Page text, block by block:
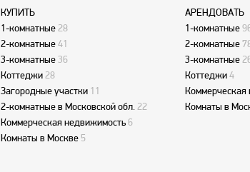
КУПИТЬ
1-комнатные 28
2-комнатные 41
3-комнатные 36
Коттеджи 28
Загородные участки 11
2-комнатные в Московской обл. 22
Коммерческая недвижимость 6
Комнаты в Москве 5
АРЕНДОВАТЬ
1-комнатные
2-комнатные
3-комнатные
Коттеджи4
Коммерческая
Комнаты в